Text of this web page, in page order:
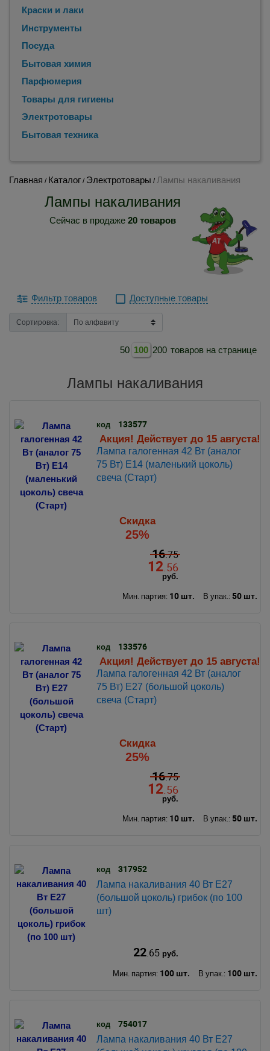
Краски и лаки
Инструменты
Посуда
Бытовая химия
Парфюмерия
Товары для гигиены
Электротовары
Бытовая техника
Главная / Каталог / Электротовары / Лампы накаливания
Лампы накаливания
Сейчас в продаже 20 товаров
Фильтр товаров Доступные товары
Сортировка:
50 100 200 товаров на странице
Лампы накаливания
код
133577
Акция! Действует до 15 августа!
Лампа галогенная 42 Вт (аналог
75 Вт) Е14 (маленький цоколь)
свеча (Старт)
Скидка
25%
16.75
12.56
руб.
Мин. партия: 10 шт. В упак.: 50 шт.
код
133576
Акция! Действует до 15 августа!
Лампа галогенная 42 Вт (аналог
75 Вт) Е27 (большой цоколь)
свеча (Старт)
Скидка
25%
16.75
12.56
руб.
Мин. партия: 10 шт. В упак.: 50 шт.
код 317952
Лампа накаливания 40 Вт Е27
(большой цоколь) грибок (по 100
шт)
22.65руб.
Мин. партия: 100 шт. В упак.: 100 шт.
код 754017
Лампа накаливания 40 Вт Е27